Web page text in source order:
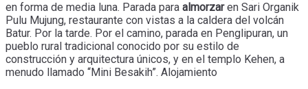
en forma de media luna. Parada para almorzaren Sari Organik
Pulu Mujung, restaurante con vistas a la caldera del volcán
Batur. Por la tarde. Por el camino, parada en Penglipuran, un
pueblo rural tradicional conocido por su estilo de
construcción y arquitectura únicos, y en el templo Kehen, a
menudo llamado “Mini Besakih”. Alojamiento